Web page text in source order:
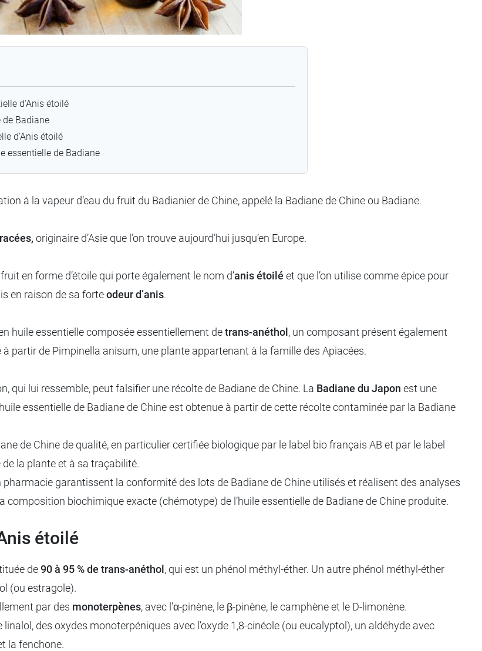
d'Anis étoilé
de Badiane
d'Anis étoilé
essentielle de Badiane
à la vapeur d’eau du fruit du Badianier de Chine, appelé la Badiane de Chine ou Badiane.
originaire d’Asie que l’on trouve aujourd’hui jusqu’en Europe.
en forme d’étoile qui porte également le nom d’anis étoilé et que l’on utilise comme épice pour
en raison de sa forteodeur d’anis.
huile essentielle composée essentiellement detrans-anéthol, un composant présent également
à partir de Pimpinella anisum, une plante appartenant à la famille des Apiacées.
qui lui ressemble, peut falsifier une récolte de Badiane de Chine. La Badiane du Japon est une
essentielle de Badiane de Chine est obtenue à partir de cette récolte contaminée par la Badiane
de Chine de qualité, en particulier certifiée biologique par le label bio français AB et par le label
la plante et à sa traçabilité.
garantissent la conformité des lots de Badiane de Chine utilisés et réalisent des analyses
biochimique exacte (chémotype) de l’huile essentielle de Badiane de Chine produite.
étoilé
de90 à 95 % de trans-anéthol, qui est un phénol méthyl-éther. Un autre phénol méthyl-éther
(ou estragole).
par des monoterpènes, avec l’α-pinène, le β-pinène, le camphène et le D-limonène.
des oxydes monoterpéniques avec l’oxyde 1,8-cinéole (ou eucalyptol), un aldéhyde avec
la fenchone.